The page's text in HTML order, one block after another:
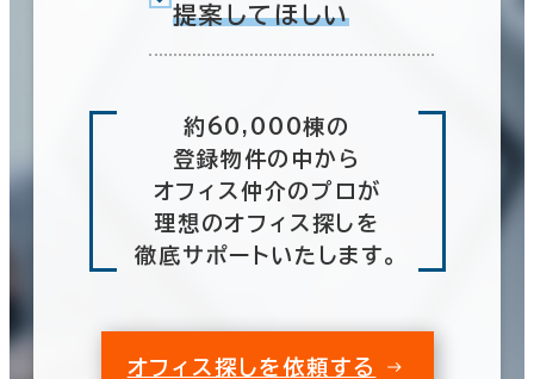
提案してほしい
約60,000棟の
登録物件の中から
オフィス仲介のプロが
理想のオフィス探しを
徹底サポートいたします。
オフィス探しを依頼する